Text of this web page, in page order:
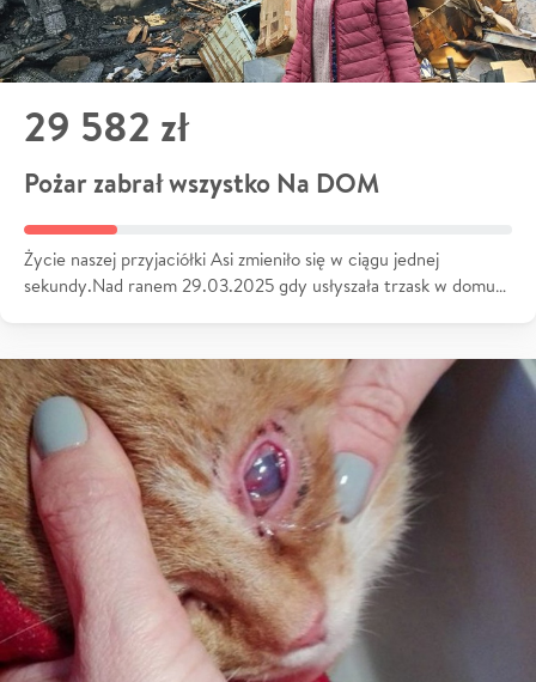
29 582 zł
Pożar zabrał wszystko Na DOM
Życie naszej przyjaciółki Asi zmieniło się w ciągu jednej
sekundy.Nad ranem 29.03.2025 gdy usłyszała trzask w domu…